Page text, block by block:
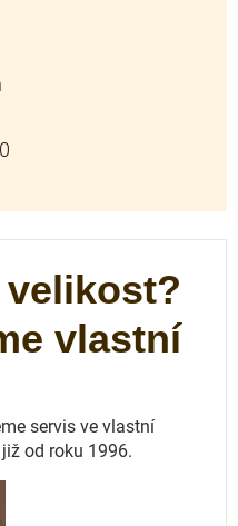
velikost?
vlastní
servis ve vlastní
již od roku 1996.